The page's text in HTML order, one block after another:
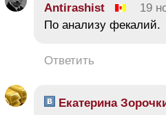
Antirashist 19
По анализу фекалий.
Ответить
Екатерина